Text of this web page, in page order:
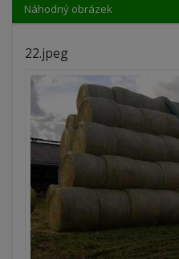
Náhodný obrázek
22.jpeg